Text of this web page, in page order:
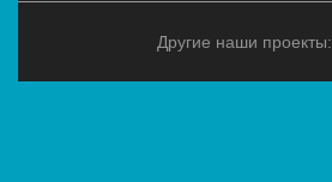
Другие наши проекты: